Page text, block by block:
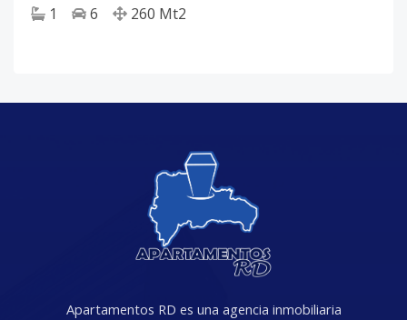
1 6 260 Mt2
Apartamentos RD es una agencia inmobiliaria